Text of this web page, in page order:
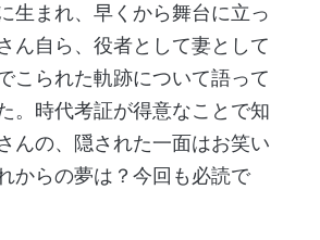
生まれ、早くから舞台に立っ
ん自ら、役者として妻として
こられた軌跡について語って
。時代考証が得意なことで知
んの、隠された一面はお笑い
からの夢は？今回も必読で